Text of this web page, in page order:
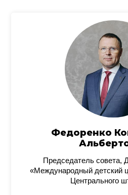
Федоренко
Председатель совета,
«Международный детский
Центрального